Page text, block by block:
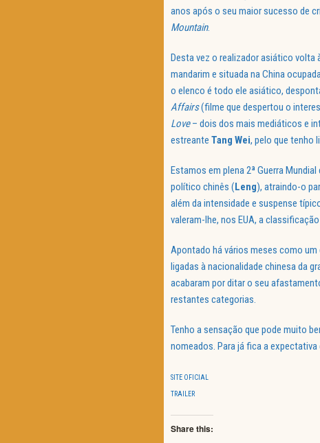
anos após o seu maior sucesso de
Mountain.
Desta vez o realizador asiático
mandarim e situada na China
o elenco é todo ele asiático,
Affairs(filme que despertou o
Love– dois dos mais mediáticos e
estreante Tang Wei, pelo que tenho
Estamos em plena 2ª Guerra Mundial
político chinês (Leng), atraindo-o
além da intensidade e suspense
valeram-lhe, nos EUA, a
Apontado há vários meses como
ligadas à nacionalidade chinesa da
acabaram por ditar o seu
restantes categorias.
Tenho a sensação que pode muito
nomeados. Para já fica a
SITE OFICIAL
TRAILER
Share this: